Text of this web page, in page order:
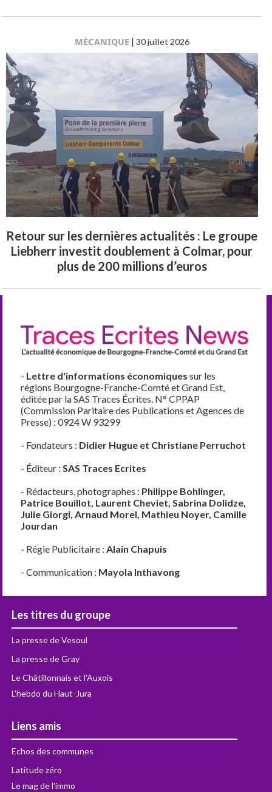
MÉCANIQUE| 30 juillet 2026
Retour sur les dernières actualités : Le groupe
Liebherr investit doublement à Colmar, pour
plus de 200 millions d’euros
- Lettre d'informations économiques sur les
régions Bourgogne-Franche-Comté et Grand Est,
éditée par la SAS Traces Écrites. N° CPPAP
(Commission Paritaire des Publications et Agences de
Presse) : 0924 W 93299
- Fondateurs : Didier Hugue et Christiane Perruchot
- Éditeur :SAS Traces Ecrites
- Rédacteurs, photographes : Philippe Bohlinger,
Patrice Bouillot, Laurent Cheviet, Sabrina Dolidze,
Julie Giorgi, Arnaud Morel, Mathieu Noyer, Camille
Jourdan
- Régie Publicitaire :Alain Chapuis
- Communication : Mayola Inthavong
Les titres du groupe
La presse de Vesoul
La presse de Gray
Le Châtillonnais et l'Auxois
L'hebdo du Haut-Jura
Liens amis
Echos des communes
Latitude zéro
Le mag de l'immo